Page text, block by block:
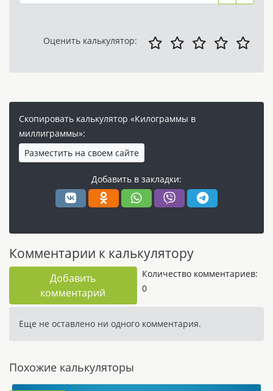
Оценить калькулятор:
Скопировать калькулятор «Килограммы в
миллиграммы»:
Разместить на своем сайте
Добавить в закладки:
Комментарии к калькулятору
Добавить
комментарий
Количество комментариев:
0
Еще не оставлено ни одного комментария.
Похожие калькуляторы